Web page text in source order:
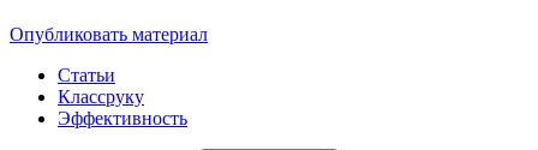
Опубликовать материал
Статьи
Классруку
Эффективность